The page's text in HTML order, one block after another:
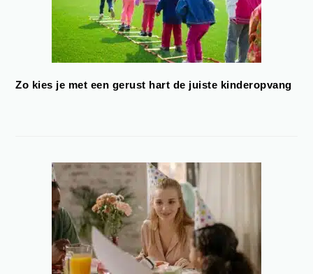
Zo kies je met een gerust hart de juiste kinderopvang